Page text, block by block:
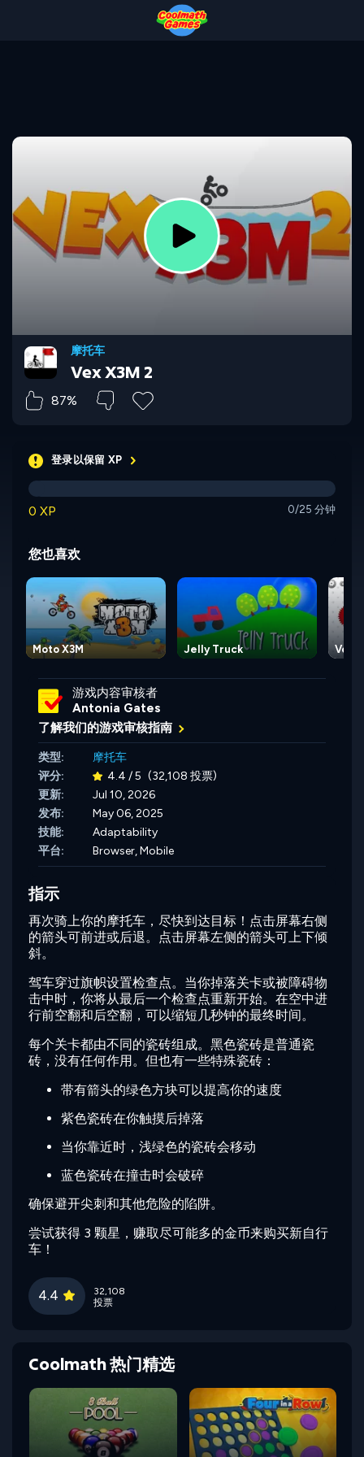
摩托车
Vex X3M 2
87%
登录以保留 XP
0 XP 0/25 分钟
您也喜欢
Moto X3M Jelly Truck Vex
游戏内容审核者
Antonia Gates
了解我们的游戏审核指南
类型:
摩托车
评分:
4.4 / 5 (32,108 投票)
更新:
Jul 10, 2026
发布:
May 06, 2025
技能:
Adaptability
平台:
Browser, Mobile
指示
再次骑上你的摩托车，尽快到达目标！点击屏幕右侧
的箭头可前进或后退。点击屏幕左侧的箭头可上下倾
斜。
驾车穿过旗帜设置检查点。当你掉落关卡或被障碍物
击中时，你将从最后一个检查点重新开始。在空中进
行前空翻和后空翻，可以缩短几秒钟的最终时间。
每个关卡都由不同的瓷砖组成。黑色瓷砖是普通瓷
砖，没有任何作用。但也有一些特殊瓷砖：
带有箭头的绿色方块可以提高你的速度
紫色瓷砖在你触摸后掉落
当你靠近时，浅绿色的瓷砖会移动
蓝色瓷砖在撞击时会破碎
确保避开尖刺和其他危险的陷阱。
尝试获得 3 颗星，赚取尽可能多的金币来购买新自行
车！
4.4
32,108
投票
Coolmath 热门精选